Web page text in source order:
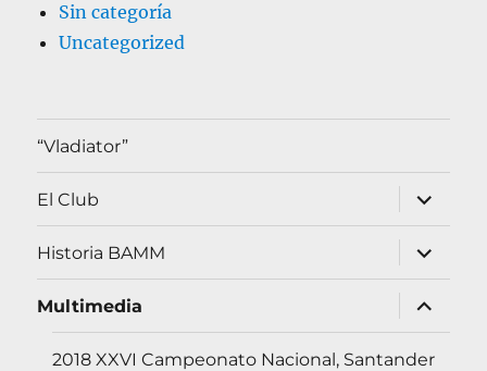
Sin categoría
Uncategorized
“Vladiator”
El Club
expande
el
menú
inferior
Historia BAMM
expande
el
menú
inferior
Multimedia
expande
el
menú
inferior
2018 XXVI Campeonato Nacional, Santander